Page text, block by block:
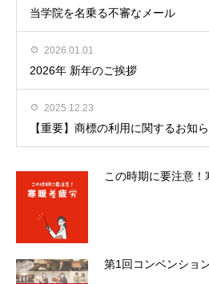
当学院を名乗る不審なメール
2026.01.01
2026年 新年のご挨拶
2025.12.23
【重要】商標の利用に関するお知
この時期に要注意！
第1回コンベンショ